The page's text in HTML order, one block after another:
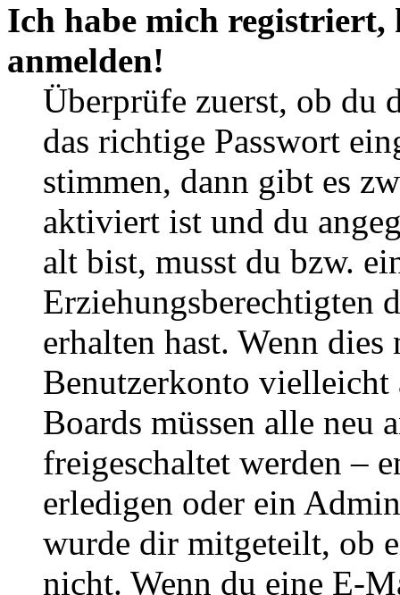
Ich habe mich
anmelden!
Überprüfe zuerst, ob du
das richtige Passwort
stimmen, dann gibt es
aktiviert ist und du
alt bist, musst du bzw.
Erziehungsberechtigten
erhalten hast. Wenn
Benutzerkonto
Boards müssen alle neu
freigeschaltet werden –
erledigen oder ein
wurde dir mitgeteilt, ob
nicht. Wenn du eine E-